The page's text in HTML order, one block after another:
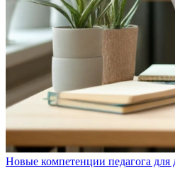
Новые компетенции педагога для